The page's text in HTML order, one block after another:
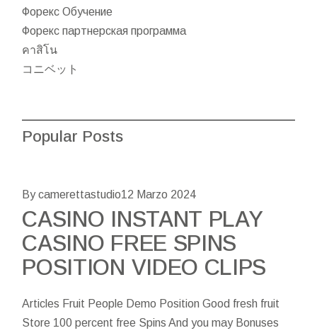
Форекс Обучение
Форекс партнерская программа
คาสิโน
コニベット
Popular Posts
By camerettastudio12 Marzo 2024
CASINO INSTANT PLAY
CASINO FREE SPINS
POSITION VIDEO CLIPS
Articles Fruit People Demo Position Good fresh fruit
Store 100 percent free Spins And you may Bonuses